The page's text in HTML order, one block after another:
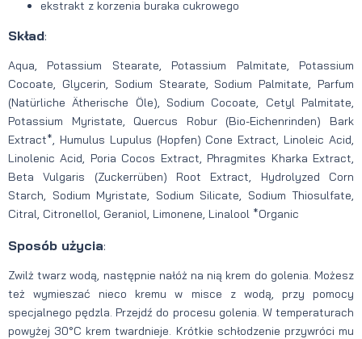
ekstrakt z korzenia buraka cukrowego
Skład:
Aqua, Potassium Stearate, Potassium Palmitate, Potassium
Cocoate, Glycerin, Sodium Stearate, Sodium Palmitate, Parfum
(Natürliche Ätherische Öle), Sodium Cocoate, Cetyl Palmitate,
Potassium Myristate, Quercus Robur (Bio-Eichenrinden) Bark
Extract*, Humulus Lupulus (Hopfen) Cone Extract, Linoleic Acid,
Linolenic Acid, Poria Cocos Extract, Phragmites Kharka Extract,
Beta Vulgaris (Zuckerrüben) Root Extract, Hydrolyzed Corn
Starch, Sodium Myristate, Sodium Silicate, Sodium Thiosulfate,
Citral, Citronellol, Geraniol, Limonene, Linalool *Organic
Sposób użycia:
Zwilż twarz wodą, następnie nałóż na nią krem do golenia. Możesz
też wymieszać nieco kremu w misce z wodą, przy pomocy
specjalnego pędzla. Przejdź do procesu golenia. W temperaturach
powyżej 30°C krem twardnieje. Krótkie schłodzenie przywróci mu